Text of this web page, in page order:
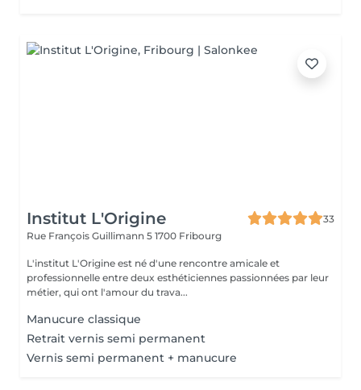
Institut L'Origine
33
Rue François Guillimann 5 1700 Fribourg
L'institut L'Origine est né d'une rencontre amicale et
professionnelle entre deux esthéticiennes passionnées par leur
métier, qui ont l'amour du trava...
Manucure classique
Retrait vernis semi permanent
Vernis semi permanent + manucure